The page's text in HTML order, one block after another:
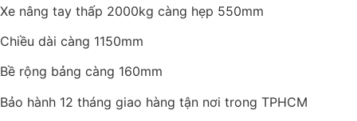
Xe nâng tay thấp 2000kg càng hẹp 550mm
Chiều dài càng 1150mm
Bề rộng bảng càng 160mm
Bảo hành 12 tháng giao hàng tận nơi trong TPHCM